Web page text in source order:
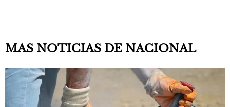
MAS NOTICIAS DE NACIONAL